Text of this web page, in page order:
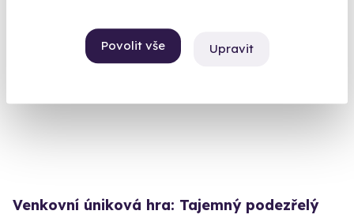
Povolit vše Upravit
Venkovní úniková hra: Tajemný podezřelý